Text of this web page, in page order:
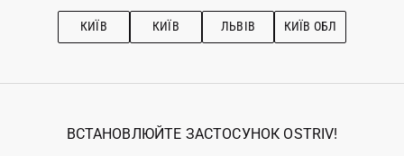
Рекомендації з догляду
КИЇВ КИЇВ ЛЬВІВ КИЇВ ОБЛ
ВСТАНОВЛЮЙТЕ ЗАСТОСУНОК OSTRIV!